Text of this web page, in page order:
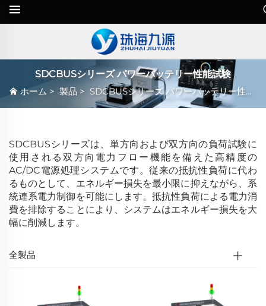
SDCBUSシリーズ パワーバッテリー性能試験
ホーム > 製品 > SDCBUSシリーズ パワーバッテリー性能試験
SDCBUSシリーズは、単方向および双方向の負荷試験に
使用される双方向電力フロー機能を備えた高精度の
AC/DC電源処理システムです。従来の抵抗性負荷に代わ
るものとして、エネルギー損失を最小限に抑えながら、系
統連系電力制御を可能にします。抵抗性負荷による電力消
費を排除することにより、システムはエネルギー損失を大
幅に削減します。
全製品